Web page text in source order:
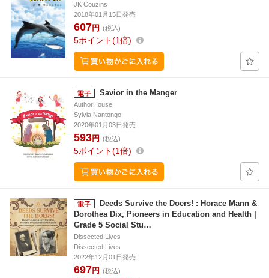
JK Couzins
2018年01月15日発売
607円 (税込)
5ポイント 1倍
Savior in the Manger
AuthorHouse
Sylvia Nantongo
2020年01月03日発売
593円 (税込)
5ポイント 1倍
Deeds Survive the Doers! : Horace Mann &
Dorothea Dix, Pioneers in Education and Health |
Grade 5 Social Stu…
Dissected Lives
Dissected Lives
2022年12月01日発売
697円 (税込)